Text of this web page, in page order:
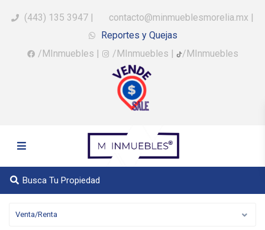
(443) 135 3947 | contacto@minmueblesmorelia.mx |
Reportes y Quejas
/MInmuebles | /MInmuebles | /MInmuebles
Busca Tu Propiedad
Venta/Renta